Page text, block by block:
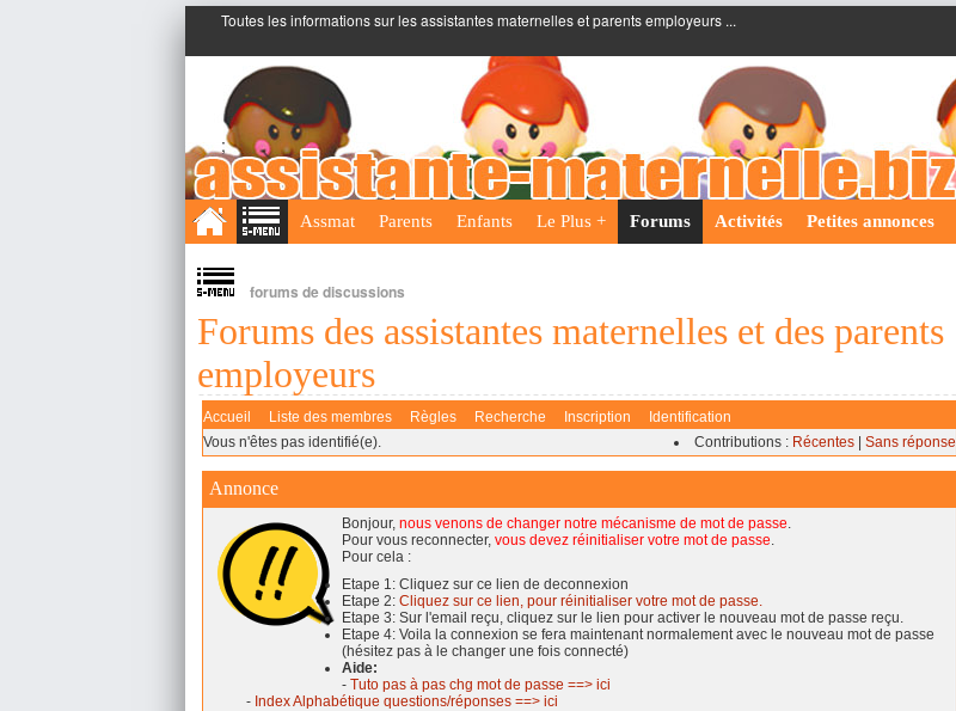
Toutes les informations sur les assistantes maternelles et parents employeurs ...
;
Assmat Parents Enfants Le Plus + Forums Activités Petites annonces
forums de discussions
Forums des assistantes maternelles et des parents
employeurs
Accueil Liste des membres Règles Recherche Inscription
Identification
Vous n'êtes pas identifié(e).
Contributions : Récentes Sans réponse
Annonce
Bonjour, nous venons de changer notre mécanisme de mot de passe.
Pour vous reconnecter, vous devez réinitialiser votre mot de passe.
Pour cela :
Etape 1: Cliquez sur ce lien de deconnexion
Etape 2: Cliquez sur ce lien, pour réinitialiser votre mot de passe.
Etape 3: Sur l'email reçu, cliquez sur le lien pour activer le nouveau mot de passe reçu.
Etape 4: Voila la connexion se fera maintenant normalement avec le nouveau mot de passe
(hésitez pas à le changer une fois connecté)
Aide:
- Tuto pas à pas chg mot de passe ==> ici
- Index Alphabétique questions/réponses ==> ici